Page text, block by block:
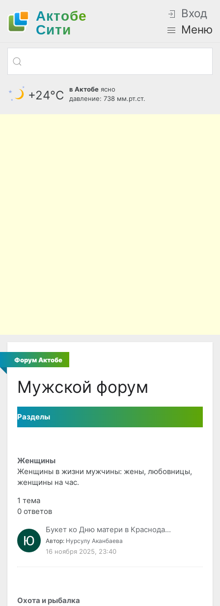
Актобе
Cити
Вход
Меню
+24°С в Актобе ясно
давление: 738 мм.рт.ст.
Форум Актобе
Мужской форум
Разделы
Женщины
Женщины в жизни мужчины: жены, любовницы,
женщины на час.
1 тема
0 ответов
Букет ко Дню матери в Краснода...
Автор: Нурсулу Аканбаева
16 ноября 2025, 23:40
Охота и рыбалка